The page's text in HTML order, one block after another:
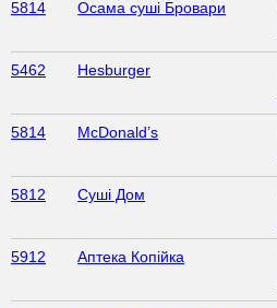
5814 Осама суші Бровари
5462 Hesburger
5814 McDonald’s
5812 Суші Дом
5912 Аптека Копійка